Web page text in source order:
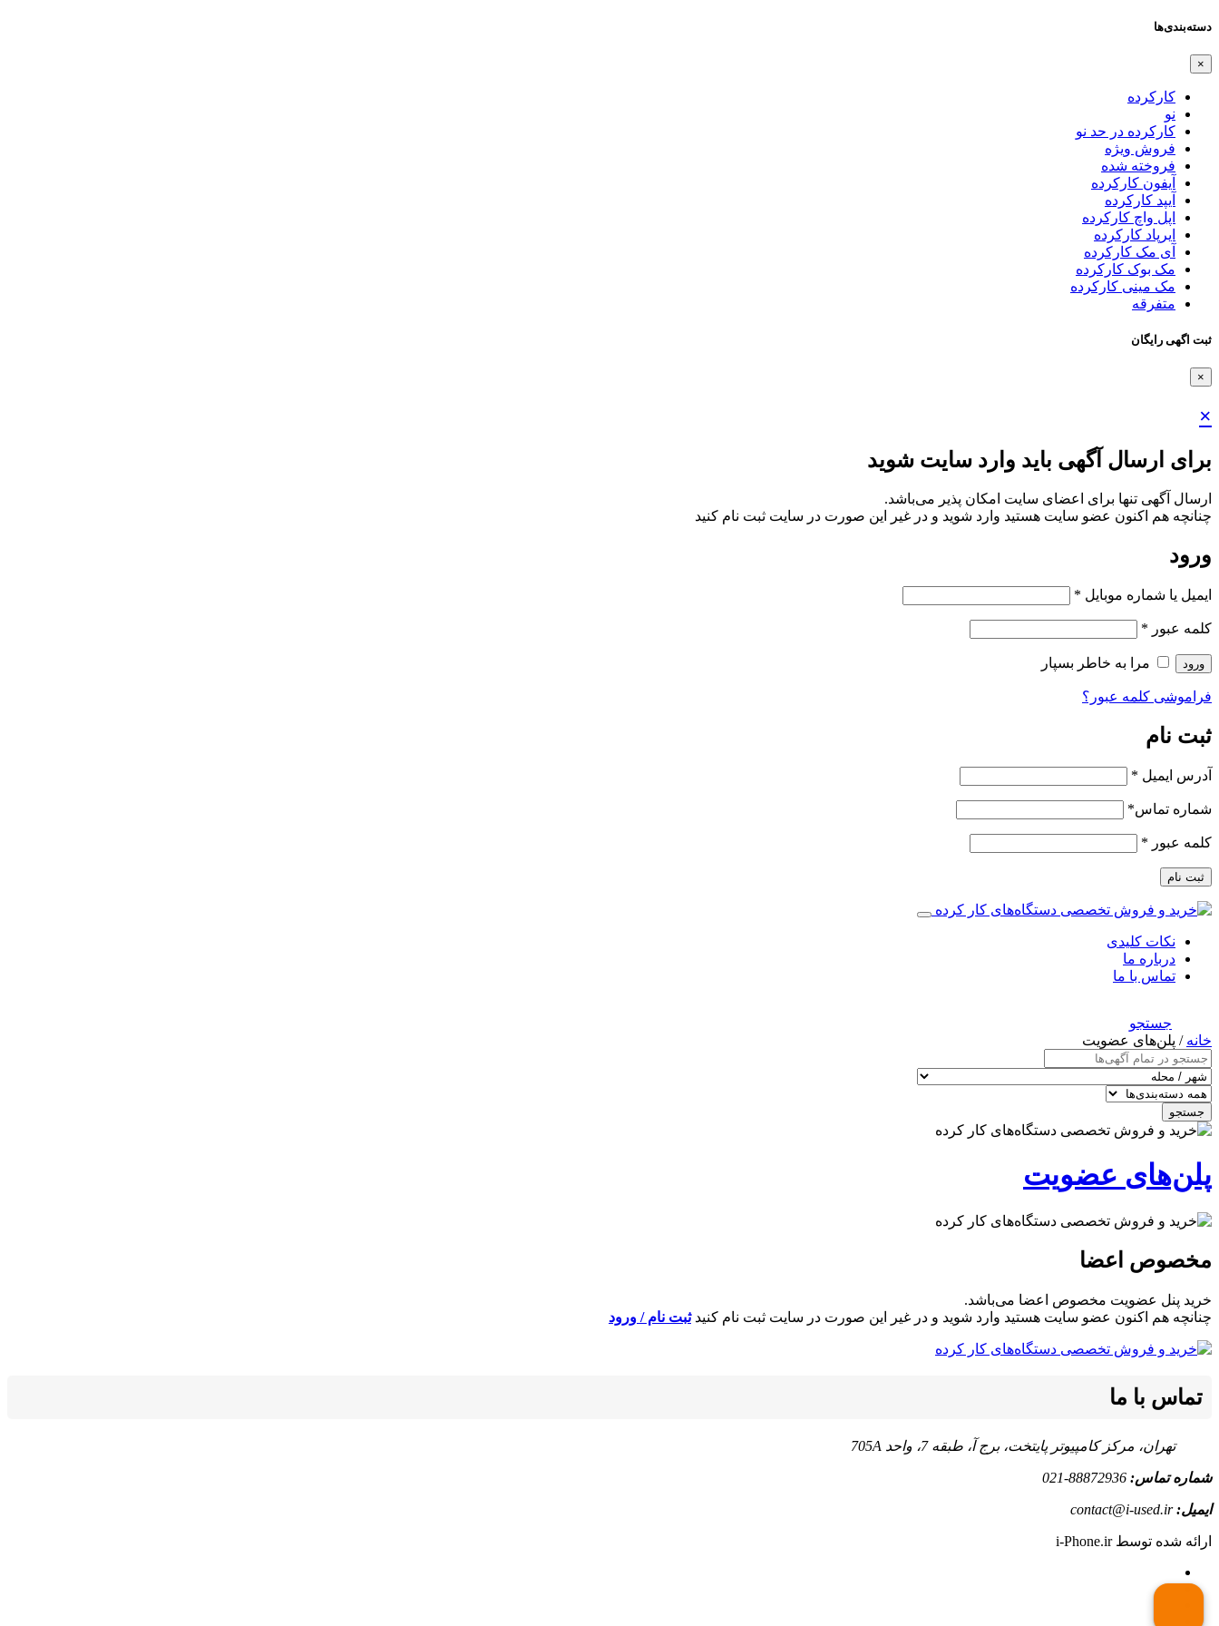
دسته‌بندی‌ها
×
کارکرده
نو
کارکرده در حد نو
فروش ویژه
فروخته شده
آیفون کارکرده
آیپد کارکرده
اپل واچ کارکرده
ایرپاد کارکرده
آی مک کارکرده
مک بوک کارکرده
مک مینی کارکرده
متفرقه
ثبت اگهی رایگان
×
×
برای ارسال آگهی باید وارد سایت شوید
ارسال آگهی تنها برای اعضای سایت امکان پذیر می‌باشد.
چنانچه هم‌ اکنون عضو سایت هستید وارد شوید و در غیر این صورت در سایت ثبت نام کنید
ورود
ایمیل یا شماره موبایل *
کلمه عبور *
ورود مرا به خاطر بسپار
فراموشی کلمه عبور؟
ثبت نام
آدرس ایمیل *
شماره تماس*
کلمه عبور *
ثبت نام
نکات کلیدی
درباره ما
تماس با ما
جستجو
خانه / پلن‌های عضویت
جستجو
پلن‌های عضویت
مخصوص اعضا
خرید پنل عضویت مخصوص اعضا می‌باشد.
چنانچه هم‌ اکنون عضو سایت هستید وارد شوید و در غیر این صورت در سایت ثبت نام کنیدثبت نام / ورود
تماس با ما
تهران، مرکز کامپیوتر پایتخت، برج آ، طبقه 7، واحد 705A
شماره تماس: 88872936-021
ایمیل:contact@i-used.ir
ارائه شده توسط i-Phone.ir